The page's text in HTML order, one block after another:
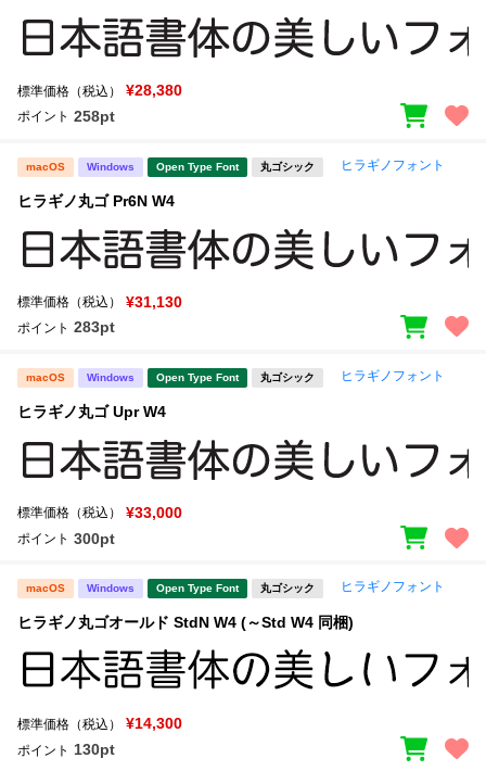
標準価格（税込） ¥28,380
ポイント 258pt
macOS Windows Open Type Font 丸ゴシック ヒラギノフォント
ヒラギノ丸ゴ Pr6N W4
標準価格（税込） ¥31,130
ポイント 283pt
macOS Windows Open Type Font 丸ゴシック ヒラギノフォント
ヒラギノ丸ゴ Upr W4
標準価格（税込） ¥33,000
ポイント 300pt
macOS Windows Open Type Font 丸ゴシック ヒラギノフォント
ヒラギノ丸ゴオールド StdN W4 (～Std W4 同梱)
標準価格（税込） ¥14,300
ポイント 130pt